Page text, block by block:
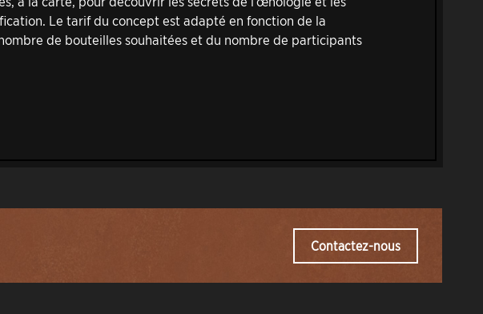
Le tarif du concept est adapté en fonction de la
de bouteilles souhaitées et du nombre de participants
Contactez-nous